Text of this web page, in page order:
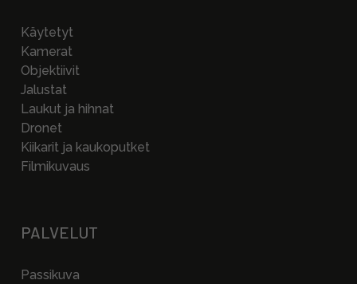
Käytetyt
Kamerat
Objektiivit
Jalustat
Laukut ja hihnat
Dronet
Kiikarit ja kaukoputket
Filmikuvaus
PALVELUT
Passikuva